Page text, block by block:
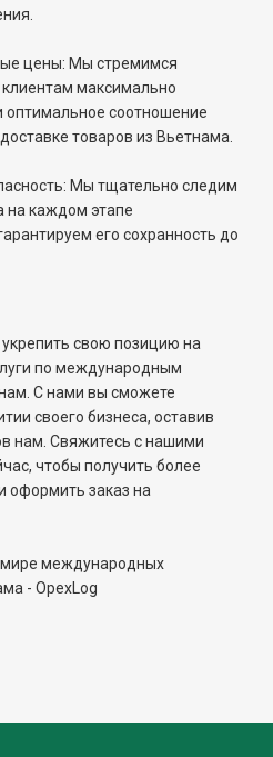
цены: Мы стремимся
максимально
оптимальное соотношение
товаров из Вьетнама.
Мы тщательно следим
на каждом этапе
его сохранность до
свою позицию на
по международным
С нами вы сможете
своего бизнеса, оставив
нам. Свяжитесь с нашими
чтобы получить более
заказ на
международных
- OpexLog